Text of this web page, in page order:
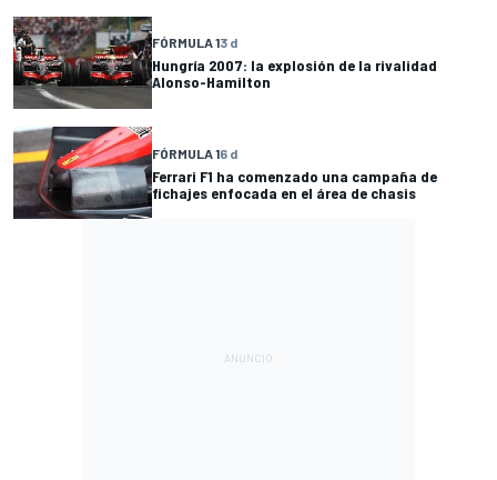
FÓRMULA 13 d
Hungría 2007: la explosión de la rivalidad
Alonso-Hamilton
FÓRMULA 16 d
Ferrari F1 ha comenzado una campaña de
fichajes enfocada en el área de chasis